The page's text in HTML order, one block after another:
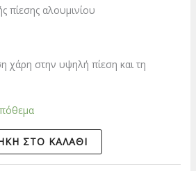
πίεσης αλουμινίου
χάρη στην υψηλή πίεση και τη
ΣΤΟ ΚΑΛΆΘΙ